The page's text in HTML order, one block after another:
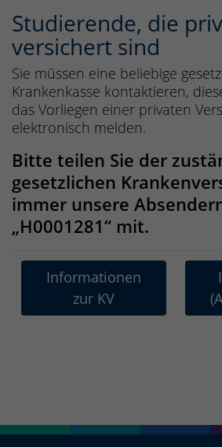
Studierende, die
versichert sind
Sie müssen eine beliebige
Krankenkasse kontaktieren,
das Vorliegen einer privaten
elektronisch melden.
Bitte teilen Sie der
gesetzlichen
immer unsere
„H0001281“ mit.
Informationen
zur KV